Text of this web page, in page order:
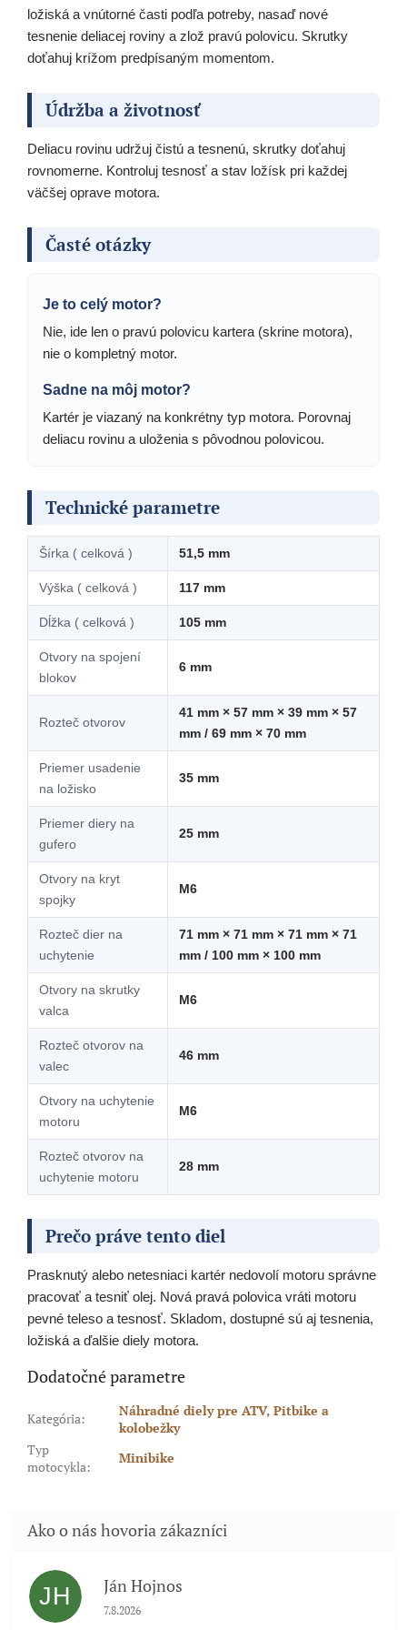
ložiská a vnútorné časti podľa potreby, nasaď nové
tesnenie deliacej roviny a zlož pravú polovicu. Skrutky
doťahuj krížom predpísaným momentom.
Údržba a životnosť
Deliacu rovinu udržuj čistú a tesnenú, skrutky doťahuj
rovnomerne. Kontroluj tesnosť a stav ložísk pri každej
väčšej oprave motora.
Časté otázky
Je to celý motor?
Nie, ide len o pravú polovicu kartera (skrine motora),
nie o kompletný motor.
Sadne na môj motor?
Kartér je viazaný na konkrétny typ motora. Porovnaj
deliacu rovinu a uloženia s pôvodnou polovicou.
Technické parametre
Šírka ( celková ) 51,5 mm
Výška ( celková ) 117 mm
Dĺžka ( celková ) 105 mm
Otvory na spojení
blokov
6 mm
Rozteč otvorov
41 mm × 57 mm × 39 mm × 57
mm / 69 mm × 70 mm
Priemer usadenie
na ložisko
35 mm
Priemer diery na
gufero
25 mm
Otvory na kryt
spojky
M6
Rozteč dier na
uchytenie
71 mm × 71 mm × 71 mm × 71
mm / 100 mm × 100 mm
Otvory na skrutky
valca
M6
Rozteč otvorov na
valec
46 mm
Otvory na uchytenie
motoru
M6
Rozteč otvorov na
uchytenie motoru
28 mm
Prečo práve tento diel
Prasknutý alebo netesniaci kartér nedovolí motoru správne
pracovať a tesniť olej. Nová pravá polovica vráti motoru
pevné teleso a tesnosť. Skladom, dostupné sú aj tesnenia,
ložiská a ďalšie diely motora.
Dodatočné parametre
Kategória:
Náhradné diely pre ATV, Pitbike a
kolobežky
Typ
motocykla:
Minibike
JH Ján Hojnos
Hodnotenie obchodu je 5 z 5 hviezdičiek.
7.8.2026